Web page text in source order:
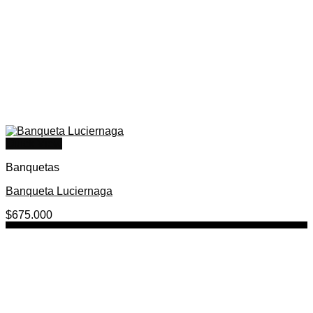
Banquetas
Banqueta Luciernaga
$675.000